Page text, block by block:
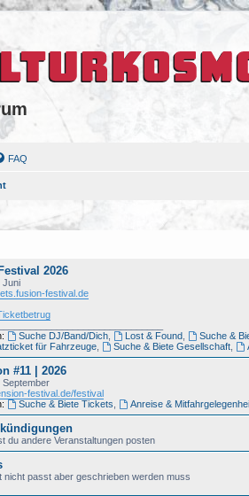
FAQ
2026
Juni
festival.de
Suche DJ/Band/Dich, Lost & Found, Suche &
für Fahrzeuge
Suche & Biete Gesellschaft,
#11 | 2026
September
festival.de/festival
Suche & Biete Tickets Anreise &
du andere Veranstaltungen posten
nicht passt aber geschrieben werden muss